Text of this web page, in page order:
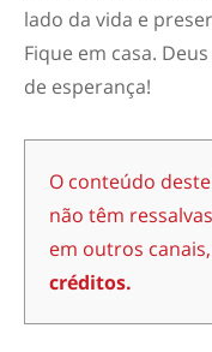
lado da vida e
Fique em casa.
de esperança!
O conteúdo
não têm
em outros canais,
créditos.